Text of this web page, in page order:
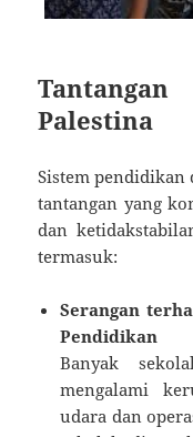
Palestina
Sistem pendidikan
tantangan yang
dan
termasuk:
Serangan
Pendidikan
Banyak
mengalami
udara dan